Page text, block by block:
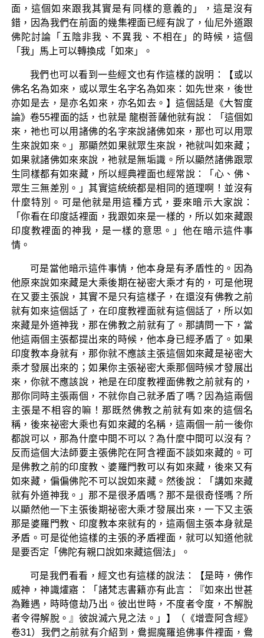
面，這個如來跟我其實是有同樣的意義的」，這是沒有
錯，因為我們在前面的幾集裡面已經有說了，仙尼外道跟
佛陀討論「五陰非我、不異我、不相在」的時候，這個
「我」馬上可以轉換成「如來」。
我們也可以看到一些經文也有作這樣的說明：【或以
佛名名為如來，或以眾生名字名為如來：如先世來，後世
亦如是去，是亦名如來，亦名如去。】這個話是《大智度
論》卷55裡面的話，也就是 龍樹菩薩他就有說：「這個如
來，祂也可以用諸佛的名字來說諸佛如來，那也可以用眾
生來說如來。」那顯然如果就眾生來說，祂就叫如來藏；
如果就諸佛如來來說，祂就是無垢識。所以顯然諸佛跟眾
生同樣都有如來藏，所以經典裡面也經常說：「心、佛、
眾生三無差別。」其實這統統都是相同的道理啊！並沒有
什麼特別。可是他就是用這種方式，要來暗示大家說：
「你看在印度話裡面，我跟如來是一樣的，所以如來藏跟
印度教裡面的神我，是一樣的意思。」他在暗示這件事
情。
可是當他暗示這件事情，他本身是有矛盾性的。因為
他原來說如來藏是大乘後期在祕密大乘才有的，可是他現
在又要主張說，其實不是只有這樣子，在還沒有佛教之前
就有如來這個話了，在印度教裡面就有這個話了，所以如
來藏是外道神我，那在佛教之前就有了。那請問一下，當
他這兩個主張都提出來的時候，他本身已經矛盾了。如果
印度教本身就有，那你就不應該主張這個如來藏是祕密大
乘才發展出來的；如果你主張祕密大乘那個時候才發展出
來，你就不應該說，祂是在印度教裡面佛教之前就有的，
那你同時主張兩個，不就你自己就矛盾了嗎？因為這兩個
主張是不相容的嘛！那既然佛教之前就有如來的這個名
稱，後來祕密大乘也有如來藏的名稱，這兩個一前一後你
都說可以，那為什麼中間不可以？為什麼中間可以沒有？
反而這個大法師要主張佛陀在阿含裡面不談如來藏的。可
是佛教之前的印度教、婆羅門教可以有如來藏，後來又有
如來藏，偏偏佛陀不可以說如來藏。然後說：「講如來藏
就有外道神我。」那不是很矛盾嗎？那不是很奇怪嗎？所
以顯然他一下主張後期祕密大乘才發展出來，一下又主張
那是婆羅門教、印度教本來就有的，這兩個主張本身就是
矛盾。可是從他這樣的主張的矛盾裡面，就可以知道他就
是要否定「佛陀有親口說如來藏這個法」。
可是我們看看，經文也有這樣的說法：【是時，佛作
威神，神識㸌寤：「諸梵志書籍亦有此言：『如來出世甚
為難遇，時時億劫乃出。彼出世時，不度者令度，不解脫
者令得解脫。』彼說滅六見之法。」】（《增壹阿含經》
卷31）我們之前就有介紹到，鴦掘魔羅追佛事件裡面，鴦